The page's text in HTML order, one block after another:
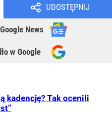
UDOSTĘPNIJ
Google News
w Google
kadencję? Tak ocenili